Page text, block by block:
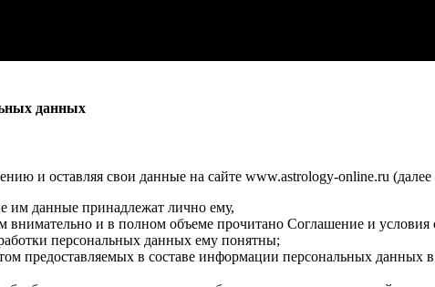
данных
и оставляя свои данные на сайте www.astrology-online.ru
им данные принадлежат лично ему,
внимательно и в полном объеме прочитано Соглашение и
персональных данных ему понятны;
предоставляемых в составе информации персональных